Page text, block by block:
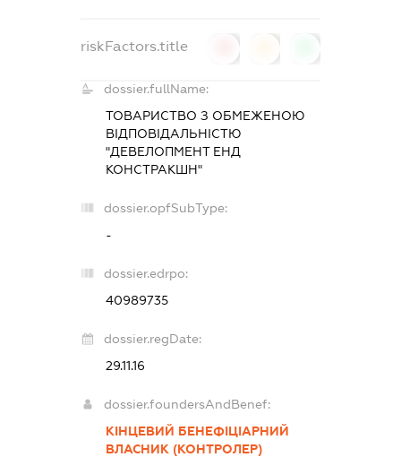
riskFactors.title
dossier.fullName:
ТОВАРИСТВО З ОБМЕЖЕНОЮ
ВІДПОВІДАЛЬНІСТЮ
"ДЕВЕЛОПМЕНТ ЕНД
КОНСТРАКШН"
dossier.opfSubType:
-
dossier.edrpo:
40989735
dossier.regDate:
29.11.16
dossier.foundersAndBenef:
КІНЦЕВИЙ БЕНЕФІЦІАРНИЙ
ВЛАСНИК (КОНТРОЛЕР)